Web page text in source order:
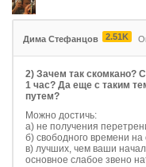
Дима Стефанцов 2.51K
2) Зачем так скомкано?
1 час? Да еще с таким
путем?
Можно достичь:
а) не получения
б) свободного времени
в) лучших, чем ваши
основное слабое звено